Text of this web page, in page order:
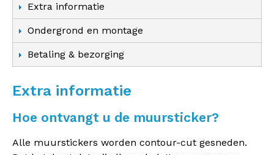
Extra informatie
Ondergrond en montage
Betaling & bezorging
Extra informatie
Hoe ontvangt u de muursticker?
Alle muurstickers worden contour-cut gesneden.